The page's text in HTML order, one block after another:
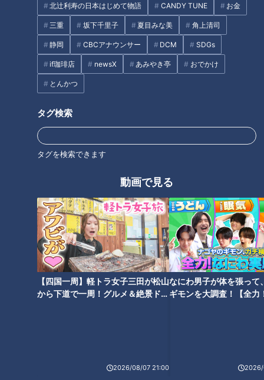
北辻利寿の日本はじめて物語 CANDY TUNE お金
三重 坂下千里子 夏目みな美 角上清司
静岡 CBCアナウンサー DCM SDGs
if珈琲店 newsX あみやき亭 おでかけ
とんかつ
タグ検索
タグを検索できます
動画で見る
【四国一周】軽トラ女子三田が松山
から下道で一周！グルメ＆絶景ドラ
2026/08/07 21:00
なにわ男子が体を張って
ギモンを大調査！【全力
2026/
要素がないから楽しみしかない。今年はやってくれるはず！そ
んな思いで約1か月間のキャンプを堪能していきたい。
さて今週のサンドラは今シーズンからドラゴンズに加入した中
田翔、そして次代の主砲・石川昂弥両内野手の特集。移籍1年
目で力が入る中田選手、昨シーズン初の規定打席到達でより一
力が必要不可欠！中田選手から石川選手へ向けた珠玉のアドバ
イスは必見だ！
退路を断ち、挑む今シーズン。出場機会を求め、ジャイアンツ